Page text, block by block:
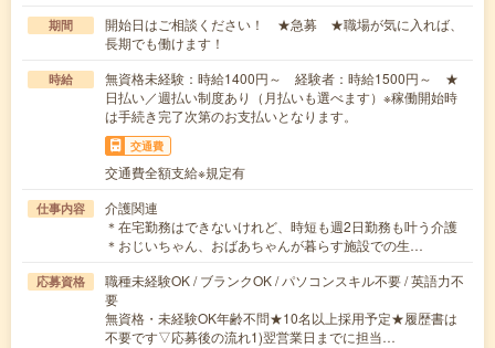
期間
開始日はご相談ください！ ★急募 ★職場が気に入れば、
長期でも働けます！
時給
無資格未経験：時給1400円～ 経験者：時給1500円～ ★
日払い／週払い制度あり（月払いも選べます）※稼働開始時
は手続き完了次第のお支払いとなります。
交通費
交通費全額支給※規定有
仕事内容
介護関連
＊在宅勤務はできないけれど、時短も週2日勤務も叶う介護
＊おじいちゃん、おばあちゃんが暮らす施設での生…
応募資格
職種未経験OK / ブランクOK / パソコンスキル不要 / 英語力不
要
無資格・未経験OK年齢不問★10名以上採用予定★履歴書は
不要です▽応募後の流れ1)翌営業日までに担当…